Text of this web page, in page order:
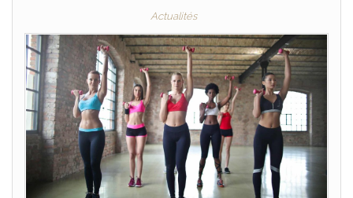
Actualités